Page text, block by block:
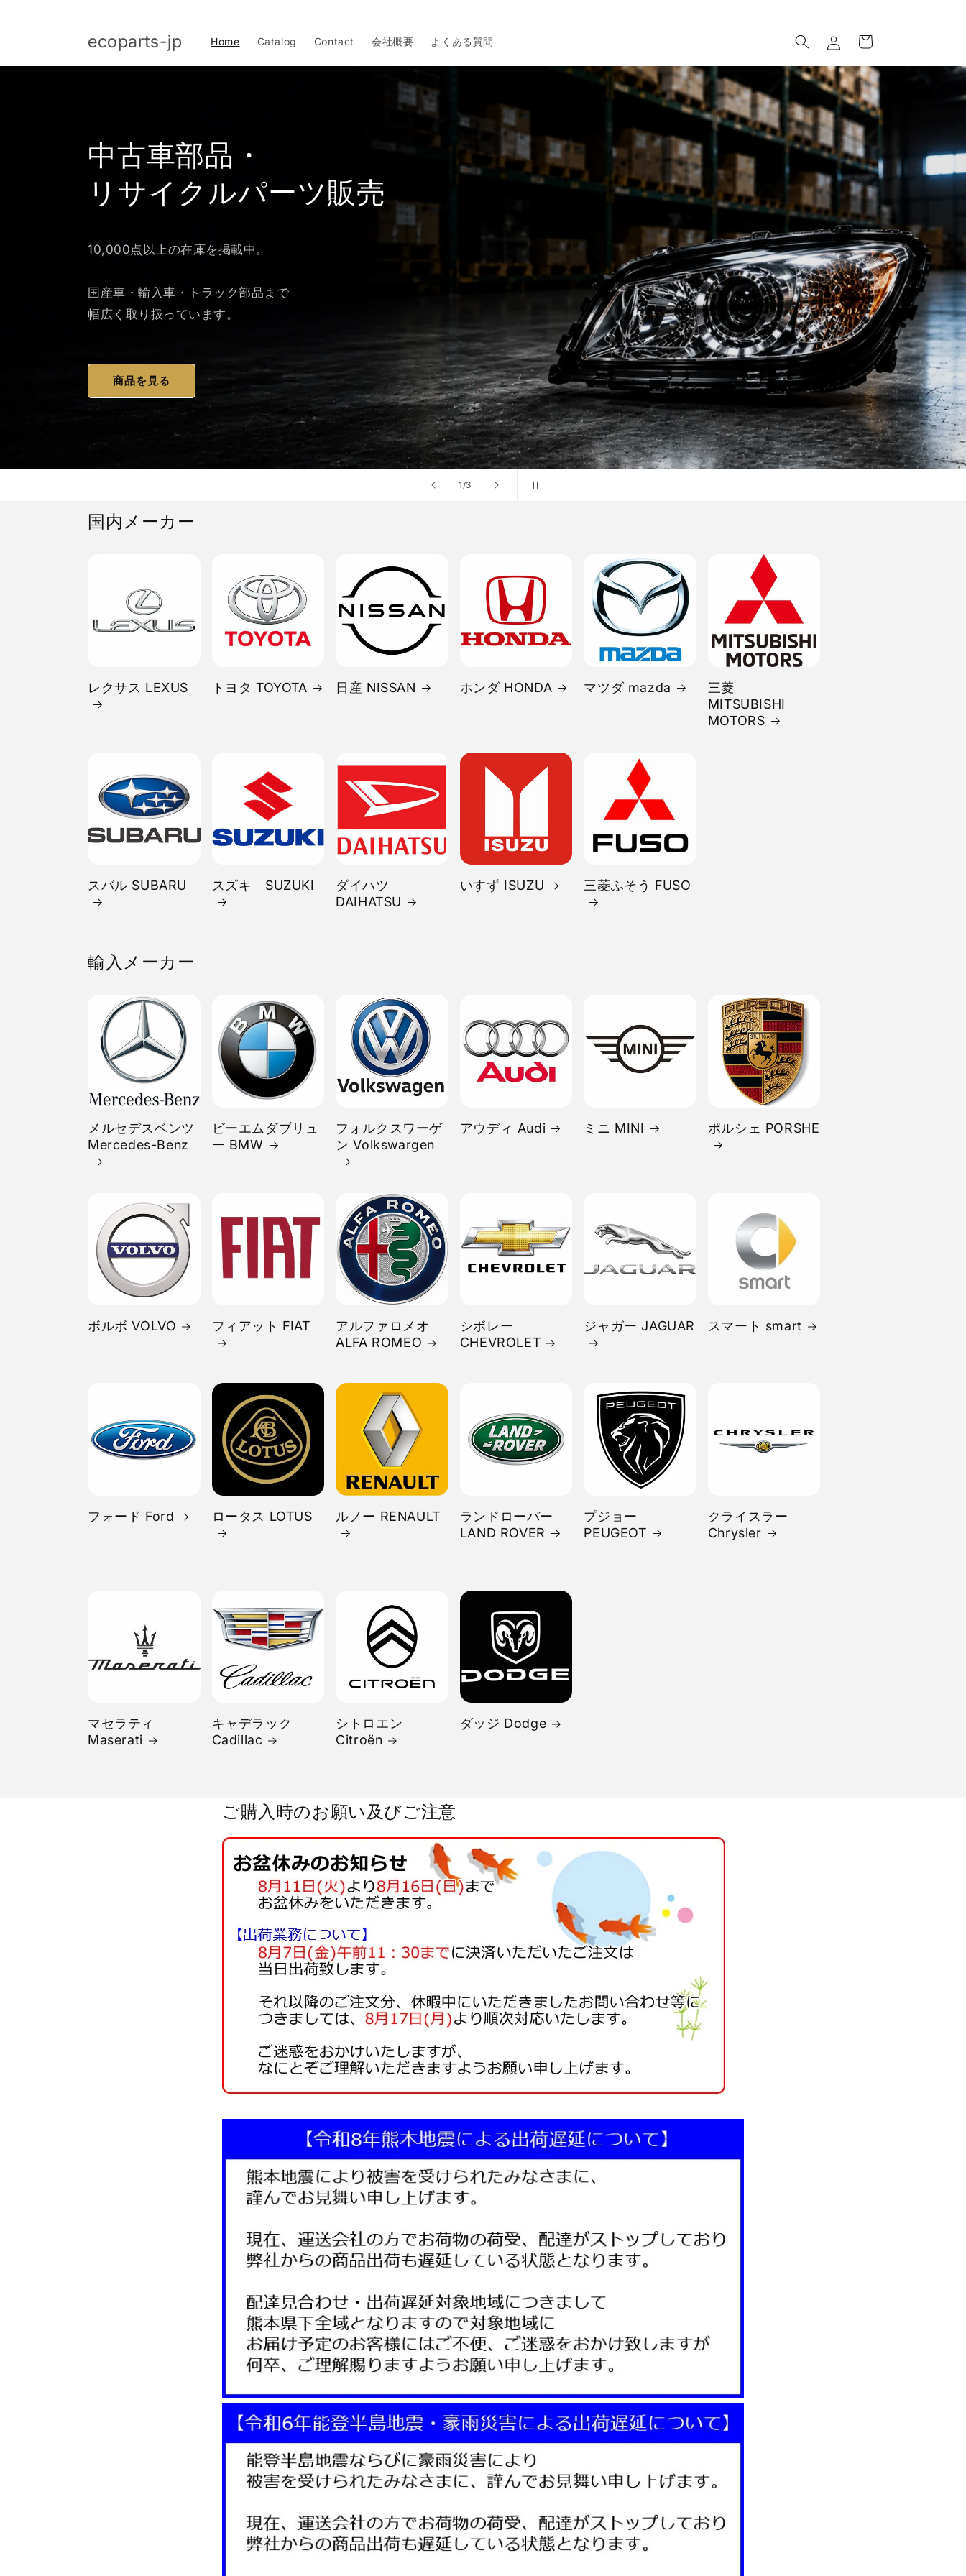
ecoparts-jp Home Catalog Contact 会社概要 よくある質問
イ
ン
ー
1/の
3
中古車部品・
リサイクルパーツ販売
10,000点以上の在庫を掲載中。
国産車・輸入車・トラック部品まで
幅広く取り扱っています。
商品を見る
国内メーカー
レクサス LEXUS トヨタ TOYOTA 日産 NISSAN ホンダ HONDA マツダ mazda
三菱
MITSUBISHI
MOTORS
スバル SUBARU スズキ SUZUKI
ダイハツ
DAIHATSU
いすず ISUZU 三菱ふそう FUSO
輸入メーカー
メルセデスベンツ
Mercedes-Benz
ビーエムダブリュ
ー BMW
フォルクスワーゲ
ン Volkswargen
アウディ Audi ミニ MINI ポルシェ PORSHE
ボルボ VOLVO フィアット FIAT
アルファロメオ
ALFA ROMEO
シボレー
CHEVROLET
ジャガー JAGUAR スマート smart
フォード Ford ロータス LOTUS ルノー RENAULT
ランドローバー
LAND ROVER
プジョー
PEUGEOT
クライスラー
Chrysler
マセラティ
Maserati
キャデラック
Cadillac
シトロエン
Citroën
ダッジ Dodge
ご購入時のお願い及びご注意